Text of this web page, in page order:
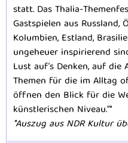
statt. Das Thalia-
Gastspielen aus Russland,
Kolumbien, Estland,
ungeheuer inspirierend
Lust auf’s Denken, auf
Themen für die im Alltag
öffnen den Blick für die
künstlerischen Niveau.“*
*Auszug aus NDR Kultur